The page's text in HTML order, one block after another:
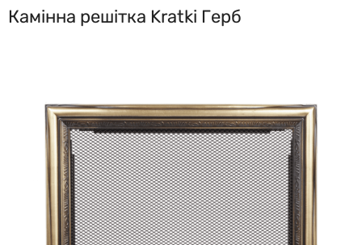
Камінна решітка Kratki Герб